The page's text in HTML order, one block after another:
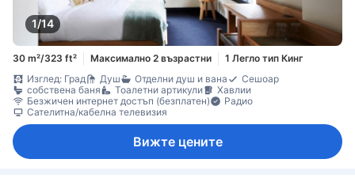
1/14
30 m²/323 ft² Максимално 2 възрастни
1 Легло тип Кинг
Изглед: Град
Душ Отделни душ и вана
Сешоар
собствена баня
Тоалетни артикули
Хавлии
Безжичен интернет достъп (безплатен)
Радио
Сателитна/кабелна телевизия
Вижте цените